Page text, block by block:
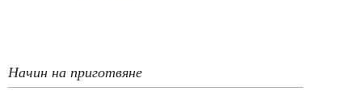
Начин на приготвяне